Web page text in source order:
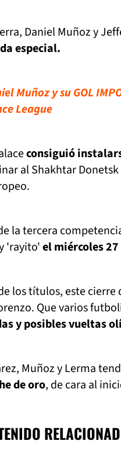
Daniel Muñoz y
especial.
Muñoz y su GOL
League
consiguió
al Shakhtar
la tercera
'rayito'el miércoles
los títulos, este
Que varios
y posibles vueltas
Muñoz y Lerma
de oro, de cara al